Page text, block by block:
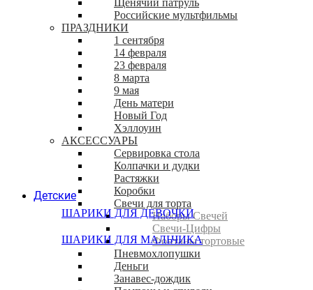
Детские
ШАРИКИ ДЛЯ ДЕВОЧКИ
ШАРИКИ ДЛЯ МАЛЬЧИКА
Щенячий патруль
Российские мультфильмы
ПРАЗДНИКИ
1 сентября
14 февраля
23 февраля
8 марта
9 мая
День матери
Новый Год
Хэллоуин
АКСЕССУАРЫ
Сервировка стола
Колпачки и дудки
Растяжки
Коробки
Свечи для торта
Наборы Свечей
Свечи-Цифры
Фонтаны тортовые
Пневмохлопушки
Деньги
Занавес-дождик